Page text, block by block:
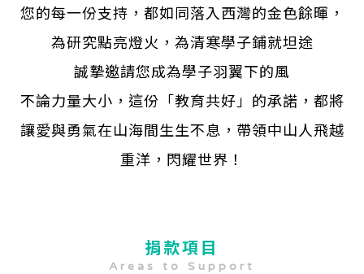
您的每一份支持，都如同落入西灣的金色餘暉，
為研究點亮燈火，為清寒學子鋪就坦途
誠摯邀請您成為學子羽翼下的風
不論力量大小，這份「教育共好」的承諾，都將
讓愛與勇氣在山海間生生不息， 帶領中山人飛越
重洋，閃耀世界！
捐款項目
Areas to Support